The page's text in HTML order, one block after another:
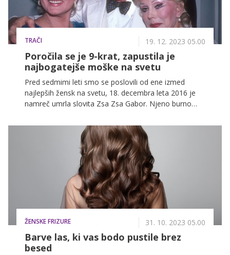
TRAČI 19. 12. 2023 05.00
Poročila se je 9-krat, zapustila je
najbogatejše moške na svetu
Pred sedmimi leti smo se poslovili od ene izmed
najlepših žensk na svetu, 18. decembra leta 2016 je
namreč umrla slovita Zsa Zsa Gabor. Njeno burno
ŽENSKE FRIZURE 31. 10. 2023 05.00
Barve las, ki vas bodo pustile brez
besed